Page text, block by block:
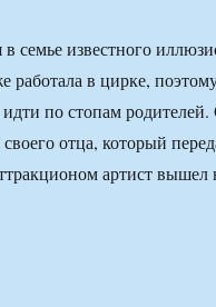
семье известного
в цирке,
по стопам
отца, который
артист